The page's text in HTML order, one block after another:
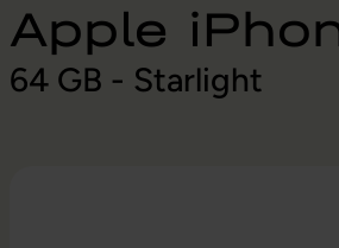
Apple
64 GB - Starlight